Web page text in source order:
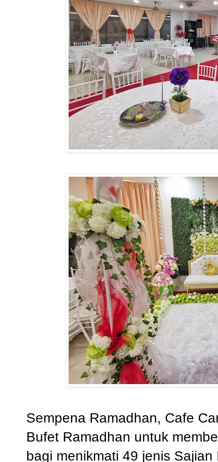
Sempena Ramadhan, Cafe
Bufet Ramadhan untuk
bagi menikmati 49 jenis